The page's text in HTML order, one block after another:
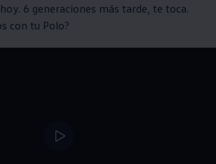
6 generaciones más tarde, te toca.
con tu Polo?